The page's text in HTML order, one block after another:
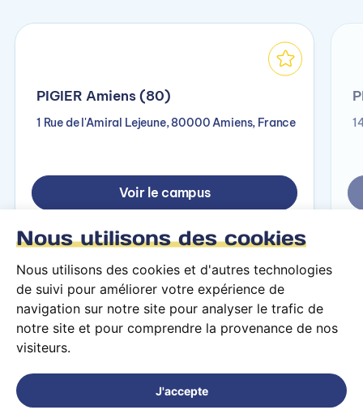
Nous utilisons des cookies
Nous utilisons des cookies et d'autres technologies
de suivi pour améliorer votre expérience de
navigation sur notre site pour analyser le trafic de
notre site et pour comprendre la provenance de nos
visiteurs.
J'accepte
PIGIER Amiens (80)
1 Rue de l'Amiral Lejeune, 80000 Amiens, France
Voir le campus
Conditions générales d’utilisation
© 2026 PARCOURS Privé tous droits réservés